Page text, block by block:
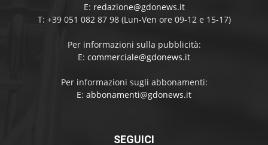
E: redazione@gdonews.it
T: +39 051 082 87 98 (Lun-Ven ore 09-12 e 15-17)
Per informazioni sulla pubblicità:
E: commerciale@gdonews.it
Per informazioni sugli abbonamenti:
E: abbonamenti@gdonews.it
SEGUICI